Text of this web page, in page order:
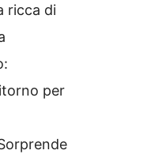
ricca di
per